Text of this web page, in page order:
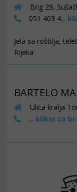
Brig 29,
051 403 4...
Jela sa roštilja,
Rijeka
BARTELO
Ulica kralja
... klikni za